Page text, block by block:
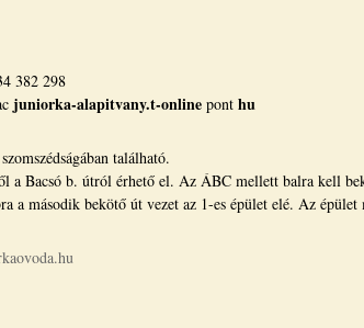
382 298
juniorka-alapitvany.t-online pont hu
található.
a Bacsó b. útról érhető el. Az ÁBC mellett balra kell
a második bekötő út vezet az 1-es épület elé. Az